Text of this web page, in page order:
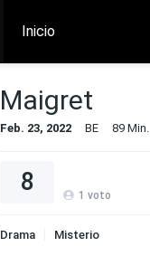
Inicio
Maigret
Feb. 23, 2022 BE 89 Min.
8 1 voto
Drama Misterio